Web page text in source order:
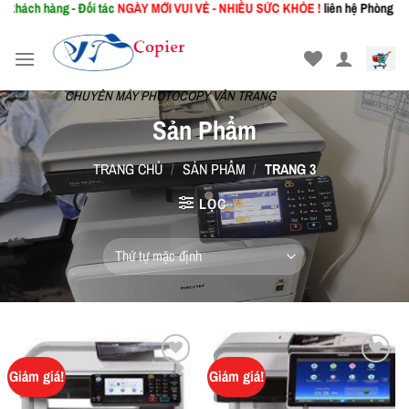
Skip
content
hàng - Đối tácNGÀY MỚIVUI VẺ - NHIỀU SỨC KHỎE !liên hệ Phòng Kinh
CHUYÊN MÁY PHOTOCOPY VÂN TRANG
Sản Phẩm
TRANG CHỦ / SẢN PHẨM / TRANG 3
LỌC
Giảm giá! Giảm giá!